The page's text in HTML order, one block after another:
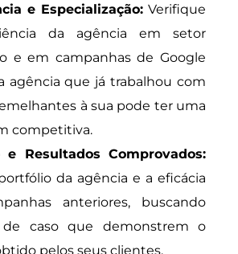
e Especialização: Verifique
da agência em setor
e em campanhas de Google
agência que já trabalhou com
à sua pode ter uma
competitiva.
e Resultados Comprovados:
da agência e a eficácia
anteriores, buscando
de caso que demonstrem o
pelos seus clientes.